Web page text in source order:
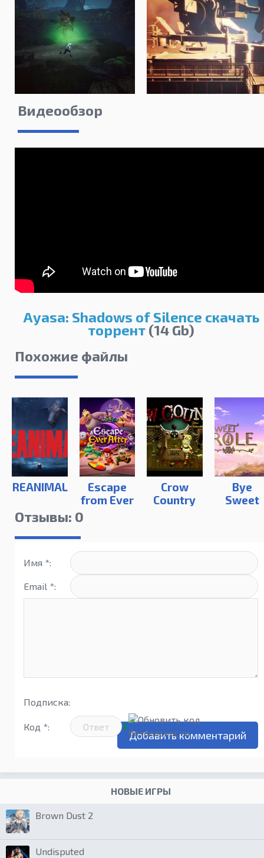
Видеообзор
Ayasa: Shadows of Silence скачать
торрент(14 Gb)
Похожие файлы
REANIMAL
Escape
from Ever
Crow
Country
Bye
Sweet
Отзывы: 0
Имя *:
Email *:
Подписка:
Код *:
НОВЫЕ ИГРЫ
Brown Dust 2
Undisputed